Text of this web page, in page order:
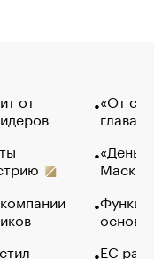
от
«От
глава
Маск в
основ
ЕС